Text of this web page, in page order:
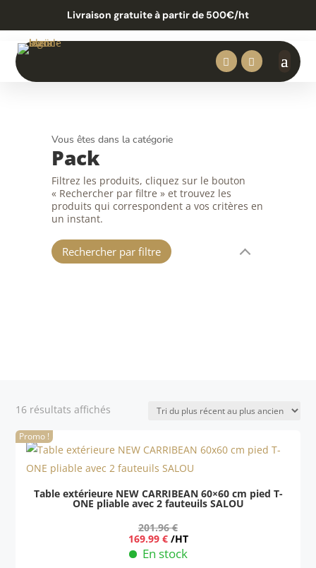
Livraison gratuite à partir de 500€/ht


Vous êtes dans la catégorie
Pack
Filtrez les produits, cliquez sur le bouton
« Rechercher par filtre » et trouvez les
produits qui correspondent a vos critères en
un instant.
Rechercher par filtre
16 résultats affichés
récent
au
plus
ancien
Promo !
Table extérieure NEW CARRIBEAN 60×60 cm pied T-
ONE pliable avec 2 fauteuils SALOU
201.96€
Le
prix
initial
169.99 €Le
prix
actuel
/HT
En stock